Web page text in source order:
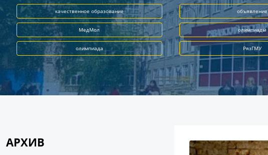
качественное образование объявление
МедМол олимпиады
олимпиада РязГМУ
АРХИВ